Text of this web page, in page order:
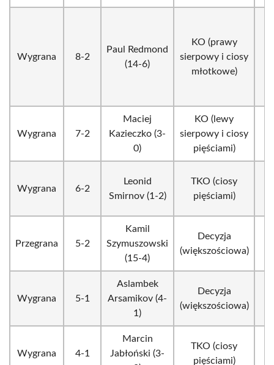
Wygrana 8-2
Paul Redmond
(14-6)
KO (prawy
sierpowy i ciosy
młotkowe)
Wygrana 7-2
Maciej
Kazieczko (3-
0)
KO (lewy
sierpowy i ciosy
pięściami)
Wygrana 6-2
Leonid
Smirnov (1-2)
TKO (ciosy
pięściami)
Przegrana 5-2
Kamil
Szymuszowski
(15-4)
Decyzja
(większościowa)
Wygrana 5-1
Aslambek
Arsamikov (4-
1)
Decyzja
(większościowa)
Wygrana 4-1
Marcin
Jabłoński (3-
TKO (ciosy
pięściami)